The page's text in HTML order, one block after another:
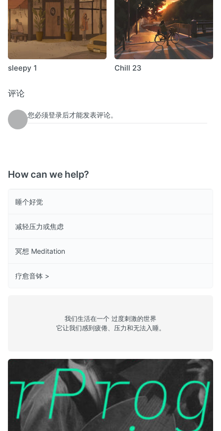
sleepy 1 Chill 23
评论
您必须登录后才能发表评论。
How can we help?
睡个好觉
减轻压力或焦虑
冥想 Meditation
疗愈音钵 >
我们生活在一个 过度刺激的世界
它让我们感到疲倦、压力和无法入睡。